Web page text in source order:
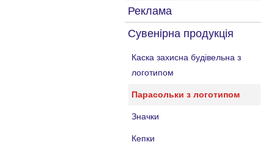
Реклама
Сувенірна продукція
Каска захисна будівельна з
логотипом
Парасольки з логотипом
Значки
Кепки